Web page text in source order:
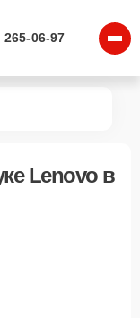
265-06-97
Lenovo в